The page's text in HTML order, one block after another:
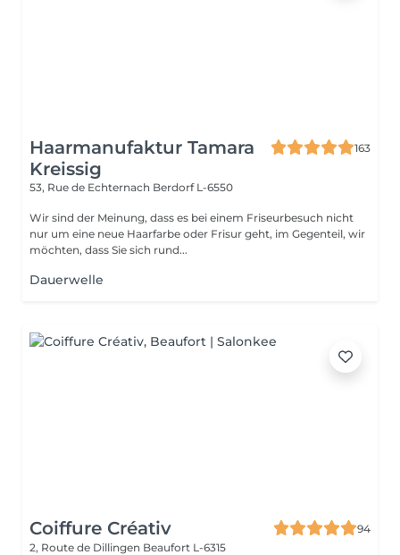
Haarmanufaktur Tamara
Kreissig
163
53, Rue de Echternach Berdorf L-6550
Wir sind der Meinung, dass es bei einem Friseurbesuch nicht
nur um eine neue Haarfarbe oder Frisur geht, im Gegenteil, wir
möchten, dass Sie sich rund...
Dauerwelle
Coiffure Créativ
94
2, Route de Dillingen Beaufort L-6315